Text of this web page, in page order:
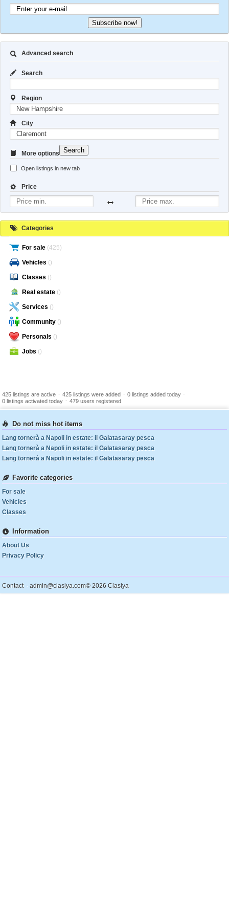
Subscribe now!
Advanced search
Search
Region
City
More options
Open listings in new tab
Price
Search
Categories
For sale (425)
Vehicles ()
Classes ()
Real estate ()
Services ()
Community ()
Personals ()
Jobs ()
425 listings are active - 425 listings were added - 0 listings added today -
0 listings activated today - 479 users registered
Do not miss hot items
Lang tornerà a Napoli in estate: il Galatasaray pesca
Lang tornerà a Napoli in estate: il Galatasaray pesca
Lang tornerà a Napoli in estate: il Galatasaray pesca
Favorite categories
For sale
Vehicles
Classes
Information
About Us
Privacy Policy
Contact . admin@clasiya.com© 2026 Clasiya